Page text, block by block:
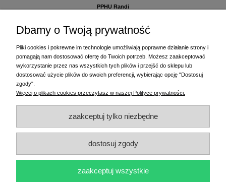
PPHU Randi
ul. Starogardzka 77 (wjazd od ul. Plażowej)
+48 58 770 31 80
- centrala
+48 58 770 31 83- wyceny i drukowanie etykiet
- Krzysztof - drukowanie etykiet,
(+48) 602 794 901- Sebastian - wyceny i doradztwo techniczne,biuro@randi.pl
Dbamy o Twoją prywatność
Pliki cookies i pokrewne im technologie umożliwiają poprawne działanie strony i
pomagają nam dostosować ofertę do Twoich potrzeb. Możesz zaakceptować
wykorzystanie przez nas wszystkich tych plików i przejść do sklepu lub
dostosować użycie plików do swoich preferencji, wybierając opcję "Dostosuj
zgody".
Więcej o plikach cookies przeczytasz w naszej Polityce prywatności.
zaakceptuj tylko niezbędne
dostosuj zgody
zaakceptuj wszystkie